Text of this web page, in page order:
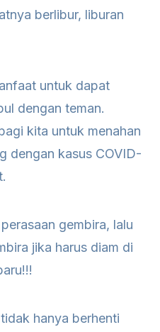
berlibur, liburan
untuk dapat
dengan teman.
kita untuk menahan
dengan kasus COVID-
gembira, lalu
jika harus diam di
hanya berhenti